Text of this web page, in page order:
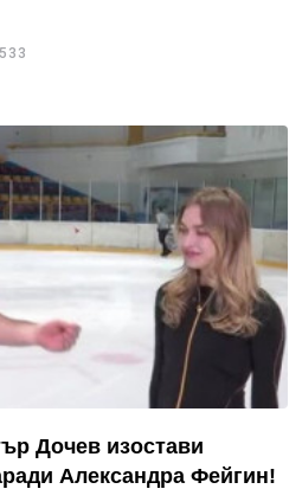
Дочев изостави
Александра Фейгин!